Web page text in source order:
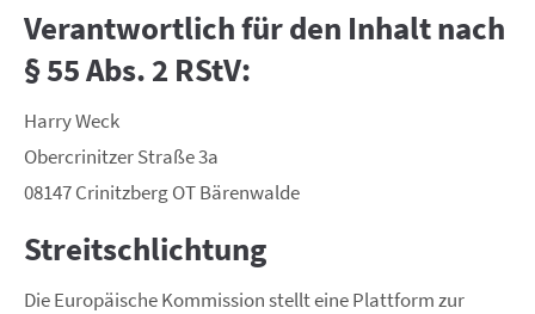
Verantwortlich für den Inhalt nach
§ 55 Abs. 2 RStV:
Harry Weck
Obercrinitzer Straße 3a
08147 Crinitzberg OT Bärenwalde
Streitschlichtung
Die Europäische Kommission stellt eine Plattform zur